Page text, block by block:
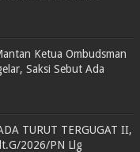
Ketua Ombudsman
Saksi Sebut Ada
TURUT TERGUGAT II,
2026/PN Llg